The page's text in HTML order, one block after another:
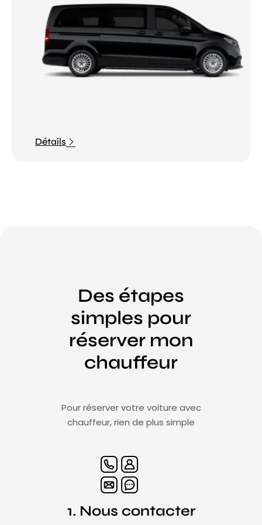
Détails
Des étapes
simples pour
réserver mon
chauffeur
Pour réserver votre voiture avec
chauffeur, rien de plus simple
1. Nous contacter